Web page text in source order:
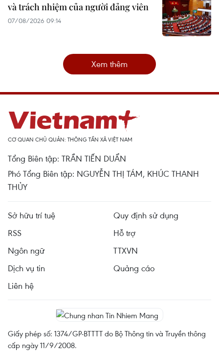
và trách nhiệm của người đảng viên
07/08/2026 09:14
Xem thêm
CƠ QUAN CHỦ QUẢN: THÔNG TẤN XÃ VIỆT NAM
Tổng Biên tập: TRẦN TIẾN DUẨN
Phó Tổng Biên tập: NGUYỄN THỊ TÁM, KHÚC THANH
THỦY
Sở hữu trí tuệ
Quy định sử dụng
RSS
Hỗ trợ
Ngôn ngữ
TTXVN
Dịch vụ tin
Quảng cáo
Liên hệ
Giấy phép số: 1374/GP-BTTTT do Bộ Thông tin và Truyền thông
cấp ngày 11/9/2008.